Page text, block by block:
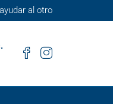
al otro